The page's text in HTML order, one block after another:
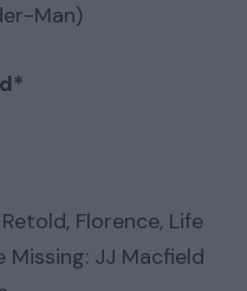
Man)
Florence, Life
Missing: JJ Macfield